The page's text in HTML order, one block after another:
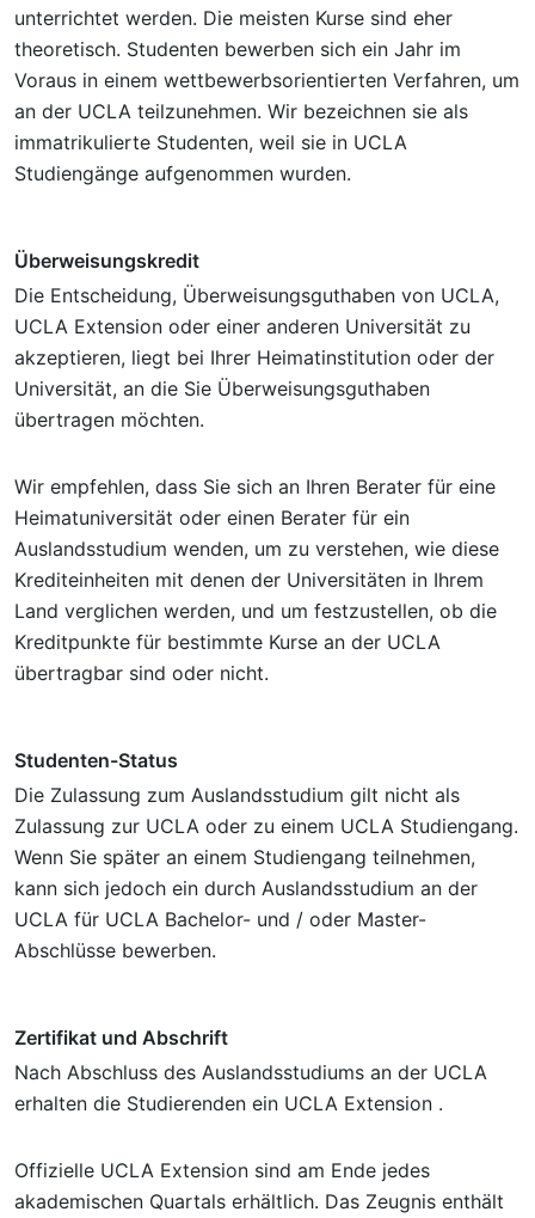
unterrichtet werden. Die meisten Kurse sind eher
theoretisch. Studenten bewerben sich ein Jahr im
Voraus in einem wettbewerbsorientierten Verfahren, um
an der UCLA teilzunehmen. Wir bezeichnen sie als
immatrikulierte Studenten, weil sie in UCLA
Studiengänge aufgenommen wurden.
Überweisungskredit
Die Entscheidung, Überweisungsguthaben von UCLA,
UCLA Extension oder einer anderen Universität zu
akzeptieren, liegt bei Ihrer Heimatinstitution oder der
Universität, an die Sie Überweisungsguthaben
übertragen möchten.
Wir empfehlen, dass Sie sich an Ihren Berater für eine
Heimatuniversität oder einen Berater für ein
Auslandsstudium wenden, um zu verstehen, wie diese
Krediteinheiten mit denen der Universitäten in Ihrem
Land verglichen werden, und um festzustellen, ob die
Kreditpunkte für bestimmte Kurse an der UCLA
übertragbar sind oder nicht.
Studenten-Status
Die Zulassung zum Auslandsstudium gilt nicht als
Zulassung zur UCLA oder zu einem UCLA Studiengang.
Wenn Sie später an einem Studiengang teilnehmen,
kann sich jedoch ein durch Auslandsstudium an der
UCLA für UCLA Bachelor- und / oder Master-
Abschlüsse bewerben.
Zertifikat und Abschrift
Nach Abschluss des Auslandsstudiums an der UCLA
erhalten die Studierenden ein UCLA Extension .
Offizielle UCLA Extension sind am Ende jedes
akademischen Quartals erhältlich. Das Zeugnis enthält